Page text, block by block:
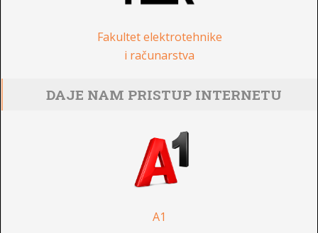
Fakultet elektrotehnike
i računarstva
DAJE NAM PRISTUP INTERNETU
A1